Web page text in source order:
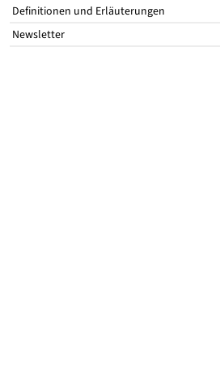
Definitionen und Erläuterungen
Newsletter